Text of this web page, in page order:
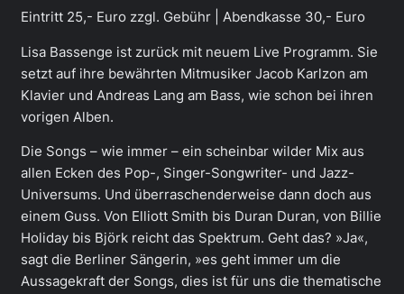
Eintritt 25,- Euro zzgl. Gebühr | Abendkasse 30,- Euro
Lisa Bassenge ist zurück mit neuem Live Programm. Sie
setzt auf ihre bewährten Mitmusiker Jacob Karlzon am
Klavier und Andreas Lang am Bass, wie schon bei ihren
vorigen Alben.
Die Songs – wie immer – ein scheinbar wilder Mix aus
allen Ecken des Pop-, Singer-Songwriter- und Jazz-
Universums. Und überraschenderweise dann doch aus
einem Guss. Von Elliott Smith bis Duran Duran, von Billie
Holiday bis Björk reicht das Spektrum. Geht das? »Ja«,
sagt die Berliner Sängerin, »es geht immer um die
Aussagekraft der Songs, dies ist für uns die thematische